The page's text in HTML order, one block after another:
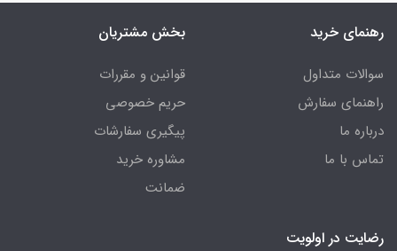
رهنمای خرید
سوالات متداول
راهنمای سفارش
درباره ما
تماس با ما
بخش مشتریان
قوانین و مقررات
حریم خصوصی
پیگیری سفارشات
مشاوره خرید
ضمانت
رضایت در اولویت